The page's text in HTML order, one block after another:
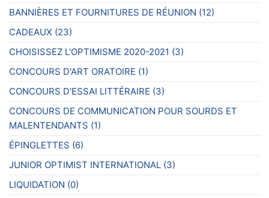
la
du
BANNIÈRES ET FOURNITURES DE RÉUNION (12)
CADEAUX (23)
CHOISISSEZ L'OPTIMISME 2020-2021 (3)
CONCOURS D'ART ORATOIRE (1)
CONCOURS D'ESSAI LITTÉRAIRE (3)
CONCOURS DE COMMUNICATION POUR SOURDS ET
MALENTENDANTS (1)
ÉPINGLETTES (6)
JUNIOR OPTIMIST INTERNATIONAL (3)
LIQUIDATION (0)